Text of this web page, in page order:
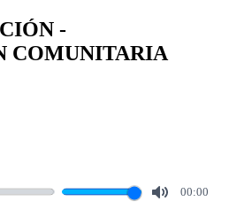
-
COMUNITARIA
00:00